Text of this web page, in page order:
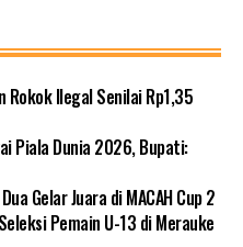
Rokok Ilegal Senilai Rp1,35
Piala Dunia 2026, Bupati:
Gelar Juara di MACAH Cup 2
Pemain U-13 di Merauke